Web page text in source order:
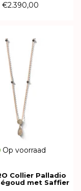
€2.390,00
Op voorraad
Collier Palladio
met Saffier